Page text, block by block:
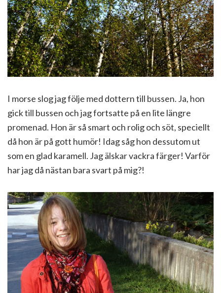
I morse slog jag följe med dottern till bussen. Ja, hon
gick till bussen och jag fortsatte på en lite längre
promenad. Hon är så smart och rolig och söt, speciellt
då hon är på gott humör! Idag såg hon dessutom ut
som en glad karamell. Jag älskar vackra färger! Varför
har jag då nästan bara svart på mig?!